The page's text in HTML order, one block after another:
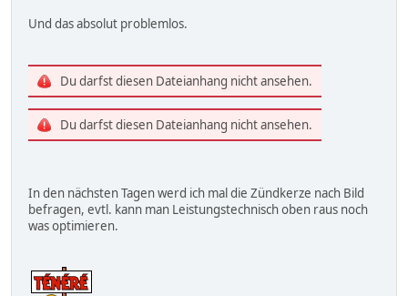
Und das absolut problemlos.
Du darfst diesen Dateianhang nicht ansehen.
Du darfst diesen Dateianhang nicht ansehen.
In den nächsten Tagen werd ich mal die Zündkerze nach Bild
befragen, evtl. kann man Leistungstechnisch oben raus noch
was optimieren.